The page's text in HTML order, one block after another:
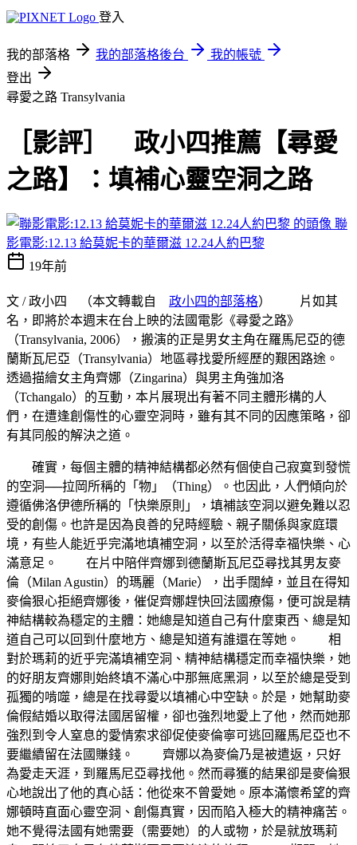
登入
我的部落格 我的部落格後台
我的帳號
登出
尋愛之路 Transylvania
［影評］ 政小四推薦【尋愛
之路】：填補心靈空洞之路
聯
影電影:12.13 給莫妮卡的華爾滋 12.24人約巴黎
19年前
文 / 政小四 （本文轉載自 政小四的部落格） 片如其
名，即將於本週末在台上映的法國電影《尋愛之路》
（Transylvania, 2006），搬演的正是男女主角在羅馬尼亞的德
蘭斯瓦尼亞（Transylvania）地區尋找愛所經歷的艱困路途。
透過描繪女主角齊娜（Zingarina）與男主角強加洛
（Tchangalo）的互動，本片展現出有著不同主體形構的人
們，在遭逢創傷性的心靈空洞時，雖有其不同的因應策略，卻
有其同般的解決之道。
確實，每個主體的精神結構都必然有個使自己寂寞到發慌
的空洞──拉岡所稱的「物」（Thing）。也因此，人們傾向於
遵循佛洛伊德所稱的「快樂原則」，填補該空洞以避免難以忍
受的創傷。也許是因為良善的兒時經驗、親子關係與家庭環
境，有些人能近乎完滿地填補空洞，以至於活得幸福快樂、心
滿意足。 在片中陪伴齊娜到德蘭斯瓦尼亞尋找其男友麥
倫（Milan Agustin）的瑪麗（Marie），出手闊綽，並且在得知
麥倫狠心拒絕齊娜後，催促齊娜趕快回法國療傷，便可說是精
神結構較為穩定的主體：她總是知道自己有什麼東西、總是知
道自己可以回到什麼地方、總是知道有誰還在等她。 相
對於瑪莉的近乎完滿填補空洞、精神結構穩定而幸福快樂，她
的好朋友齊娜則始終填不滿心中那無底黑洞，以至於總是受到
孤獨的啃噬，總是在找尋愛以填補心中空缺。於是，她幫助麥
倫假結婚以取得法國居留權，卻也強烈地愛上了他，然而她那
強烈到令人窒息的愛情索求卻促使麥倫寧可逃回羅馬尼亞也不
要繼續留在法國賺錢。 齊娜以為麥倫乃是被遣返，只好
為愛走天涯，到羅馬尼亞尋找他。然而尋獲的結果卻是麥倫狠
心地說出了他的真心話：他從來不曾愛她。原本滿懷希望的齊
娜頓時直面心靈空洞、創傷真實，因而陷入極大的精神痛苦。
她不覺得法國有她需要（需要她）的人或物，於是就放瑪莉